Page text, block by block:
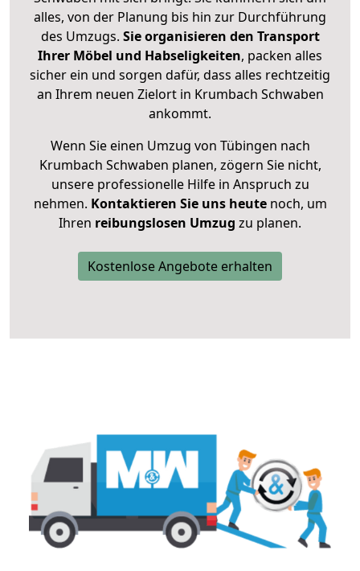
alles, von der Planung bis hin zur Durchführung
des Umzugs. Sie organisieren den Transport
Ihrer Möbel und Habseligkeiten, packen alles
sicher ein und sorgen dafür, dass alles rechtzeitig
an Ihrem neuen Zielort in Krumbach Schwaben
ankommt.
Wenn Sie einen Umzug von Tübingen nach
Krumbach Schwaben planen, zögern Sie nicht,
unsere professionelle Hilfe in Anspruch zu
nehmen. Kontaktieren Sie uns heutenoch, um
Ihren reibungslosen Umzug zu planen.
Kostenlose Angebote erhalten